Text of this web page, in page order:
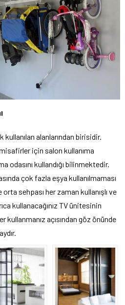
alanlarından birisidir.
için salon kullanıma
odasını kullandığı bilinmektedir.
çok fazla eşya kullanılmaması
sehpası her zaman kullanışlı ve
kullanacağınız TV ünitesinin
kullanmanız açısından göz önünde